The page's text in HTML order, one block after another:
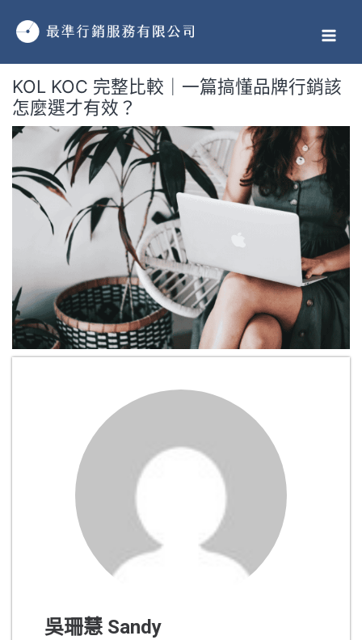
KOL KOC 完整比較｜一篇搞懂品牌行銷該
怎麼選才有效？
吳珊慧 Sandy